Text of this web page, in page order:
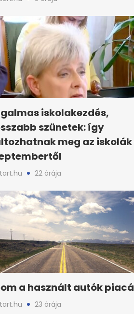
iskolakezdés,
szünetek: így
meg az iskolák
22 órája
a használt autók
23 órája